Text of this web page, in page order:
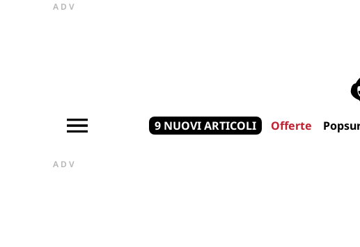
ADV
9 NUOVI ARTICOLI Offerte
ADV